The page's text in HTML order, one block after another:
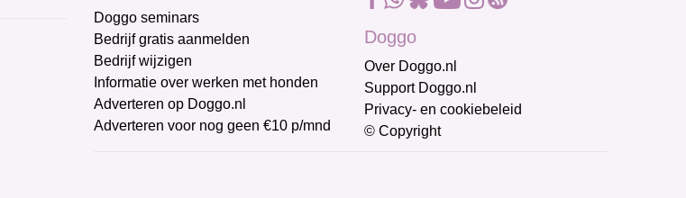
Doggo seminars
Bedrijf gratis aanmelden
Bedrijf wijzigen
Informatie over werken met honden
Adverteren op Doggo.nl
Adverteren voor nog geen €10 p/mnd
Doggo
Over Doggo.nl
Support Doggo.nl
Privacy- en cookiebeleid
© Copyright